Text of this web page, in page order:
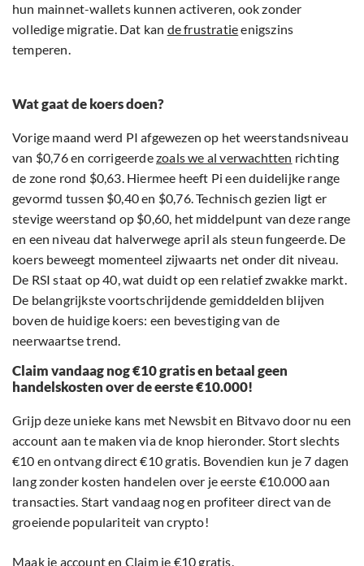
hun mainnet-wallets kunnen activeren, ook zonder
volledige migratie. Dat kan de frustratieenigszins
temperen.
Wat gaat de koers doen?
Vorige maand werd PI afgewezen op het weerstandsniveau
van $0,76 en corrigeerdezoals we al verwachtten richting
de zone rond $0,63. Hiermee heeft Pi een duidelijke range
gevormd tussen $0,40 en $0,76. Technisch gezien ligt er
stevige weerstand op $0,60, het middelpunt van deze range
en een niveau dat halverwege april als steun fungeerde. De
koers beweegt momenteel zijwaarts net onder dit niveau.
De RSI staat op 40, wat duidt op een relatief zwakke markt.
De belangrijkste voortschrijdende gemiddelden blijven
boven de huidige koers: een bevestiging van de
neerwaartse trend.
Claim vandaag nog €10 gratis en betaal geen
handelskosten over de eerste €10.000!
Grijp deze unieke kans met Newsbit en Bitvavo door nu een
account aan te maken via de knop hieronder. Stort slechts
€10 en ontvang direct €10 gratis. Bovendien kun je 7 dagen
lang zonder kosten handelen over je eerste €10.000 aan
transacties. Start vandaag nog en profiteer direct van de
groeiende populariteit van crypto!
Maak je account en Claim je €10 gratis.